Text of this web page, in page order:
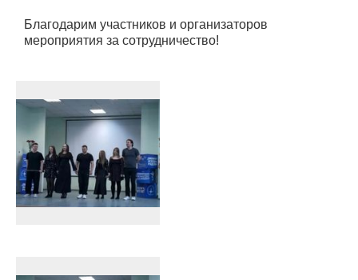
Благодарим участников и организаторов
мероприятия за сотрудничество!